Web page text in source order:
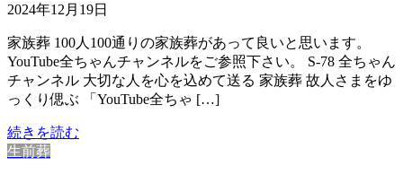
2024年12月19日
家族葬 100人100通りの家族葬があって良いと思います。
YouTube全ちゃんチャンネルをご参照下さい。 S-78 全ちゃん
チャンネル 大切な人を心を込めて送る 家族葬 故人さまをゆ
っくり偲ぶ 「YouTube全ちゃ […]
続きを読む
生前葬